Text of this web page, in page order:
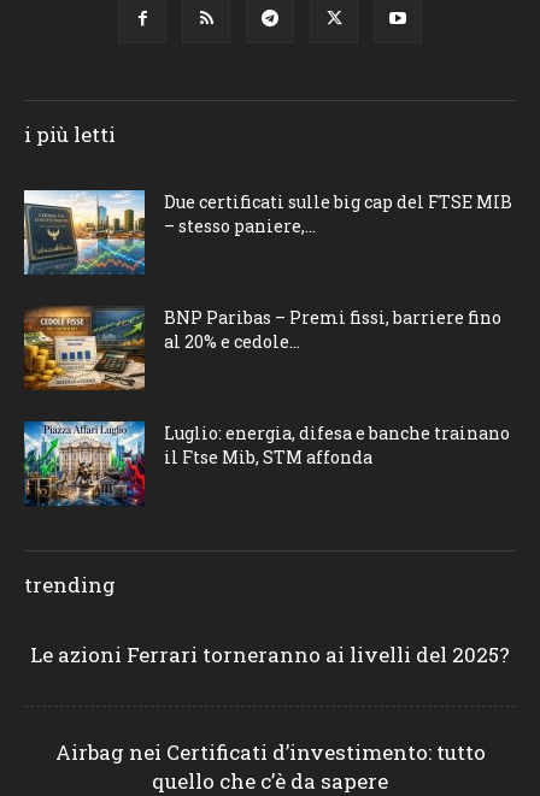
i più letti
Due certificati sulle big cap del FTSE MIB
– stesso paniere,...
BNP Paribas – Premi fissi, barriere fino
al 20% e cedole...
Luglio: energia, difesa e banche trainano
il Ftse Mib, STM affonda
trending
Le azioni Ferrari torneranno ai livelli del 2025?
Airbag nei Certificati d’investimento: tutto
quello che c’è da sapere